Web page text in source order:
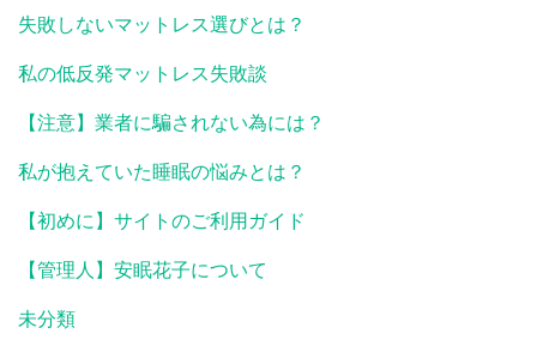
失敗しないマットレス選びとは？
私の低反発マットレス失敗談
【注意】業者に騙されない為には？
私が抱えていた睡眠の悩みとは？
【初めに】サイトのご利用ガイド
【管理人】安眠花子について
未分類